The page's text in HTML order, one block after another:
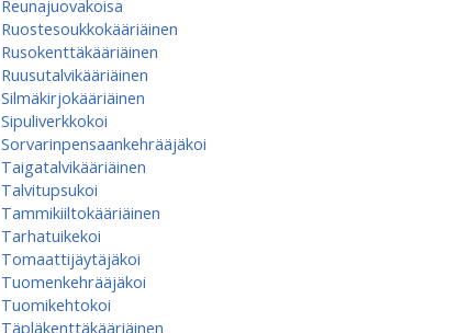
Reunajuovakoisa
Ruostesoukkokääriäinen
Rusokenttäkääriäinen
Ruusutalvikääriäinen
Silmäkirjokääriäinen
Sipuliverkkokoi
Sorvarinpensaankehrääjäkoi
Taigatalvikääriäinen
Talvitupsukoi
Tammikiiltokääriäinen
Tarhatuikekoi
Tomaattijäytäjäkoi
Tuomenkehrääjäkoi
Tuomikehtokoi
Täpläkenttäkääriäinen